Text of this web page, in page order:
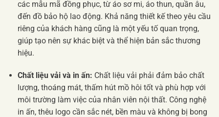
các mẫu mã đồng phục, từ áo sơ mi, áo thun, quần âu,
đến đồ bảo hộ lao động. Khả năng thiết kế theo yêu cầu
riêng của khách hàng cũng là một yếu tố quan trọng,
giúp tạo nên sự khác biệt và thể hiện bản sắc thương
hiệu.
Chất liệu vải và in ấn: Chất liệu vải phải đảm bảo chất
lượng, thoáng mát, thấm hút mồ hôi tốt và phù hợp với
môi trường làm việc của nhân viên nội thất. Công nghệ
in ấn, thêu logo cần sắc nét, bền màu và không bị bong